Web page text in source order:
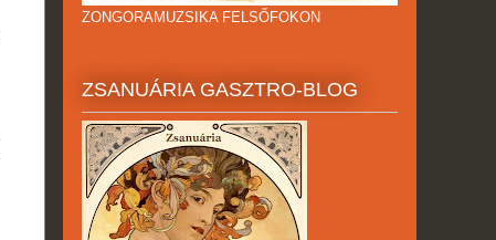
ZONGORAMUZSIKA FELSŐFOKON
ZSANUÁRIA GASZTRO-BLOG